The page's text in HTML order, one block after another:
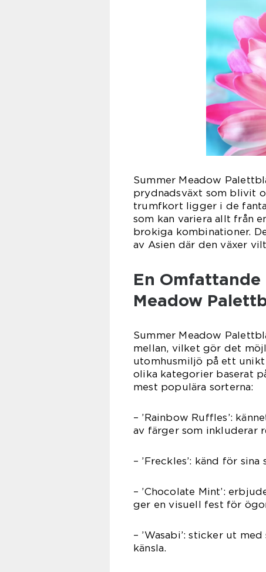
Summer Meadow
prydnadsväxt som blivit
trumfkort ligger i de
som kan variera allt från
brokiga kombinationer.
av Asien där den växer
En Omfattande
Meadow
Summer Meadow
mellan, vilket gör det
utomhusmiljö på ett unikt
olika kategorier baserat
mest populära sorterna:
– ’Rainbow Ruffles’:
av färger som inkluderar
– ’Freckles’: känd för
– ’Chocolate Mint’:
ger en visuell fest för
– ’Wasabi’: sticker ut
känsla.